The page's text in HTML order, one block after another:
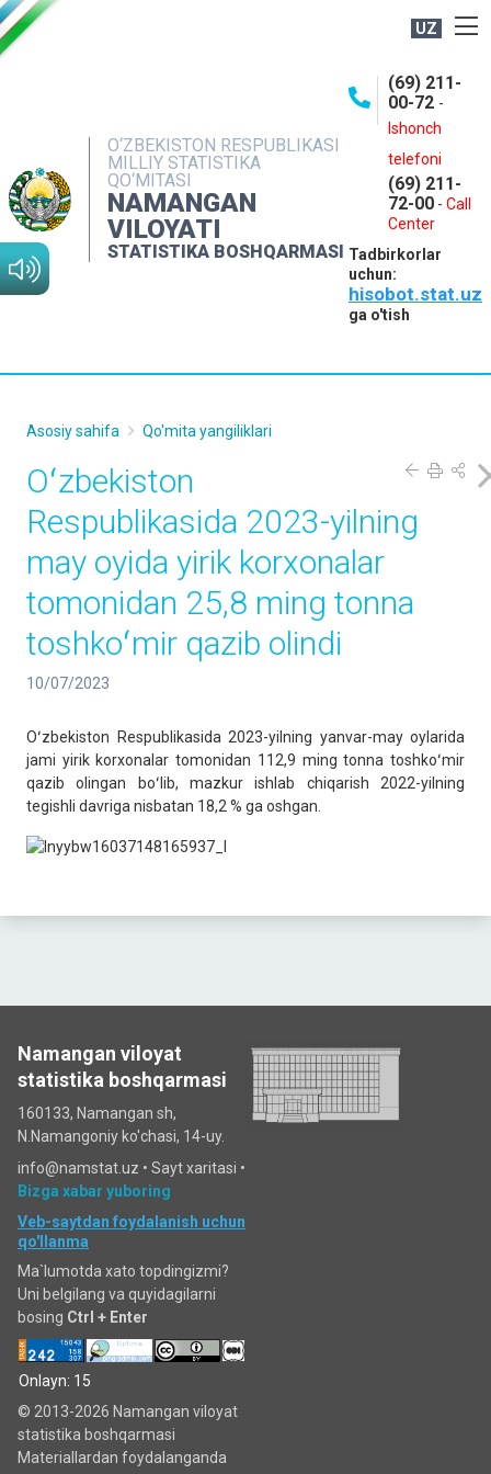
UZ
O‘ZBEKISTON RESPUBLIKASI
MILLIY STATISTIKA
QO‘MITASI
NAMANGAN
VILOYATI
STATISTIKA BOSHQARMASI
(69) 211-
00-72 -
Ishonch
telefoni
(69) 211-
72-00 - Call
Center
Tadbirkorlar
uchun:
hisobot.stat.uz
ga o'tish
NASHRLAR
INTERAKTIV XIZMATLAR
MATBUOT XIZMATI
MUROJAATLAR
Asosiy sahifa Qo'mita yangiliklari
Oʻzbekiston
Respublikasida 2023-yilning
may oyida yirik korxonalar
tomonidan 25,8 ming tonna
toshkoʻmir qazib olindi
10/07/2023
Oʻzbekiston Respublikasida 2023-yilning yanvar-may oylarida
jami yirik korxonalar tomonidan 112,9 ming tonna toshkoʻmir
qazib olingan boʻlib, mazkur ishlab chiqarish 2022-yilning
tegishli davriga nisbatan 18,2 % ga oshgan.
Namangan viloyat
statistika boshqarmasi
160133, Namangan sh,
N.Namangoniy ko'chasi, 14-uy.
info@namstat.uz • Sayt xaritasi •
Bizga xabar yuboring
Veb-saytdan foydalanish uchun
qo'llanma
Ma`lumotda xato topdingizmi?
Uni belgilang va quyidagilarni
bosing Ctrl + Enter
Onlayn: 15
© 2013-2026 Namangan viloyat
statistika boshqarmasi
Materiallardan foydalanganda